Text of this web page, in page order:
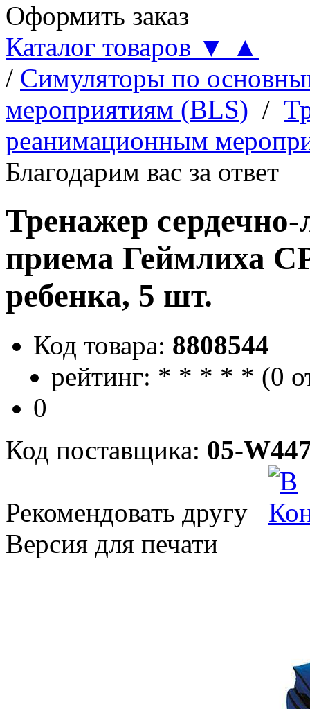
Оформить заказ
Каталог товаров ▼
▲
/ Симуляторы по
мероприятиям (BLS) /
реанимационным
Благодарим вас за ответ
Тренажер
приема Геймлиха
ребенка, 5 шт.
Код товара: 8808544
рейтинг: * * * * * (0
0
Код поставщика: 05-
Рекомендовать другу
Версия для печати